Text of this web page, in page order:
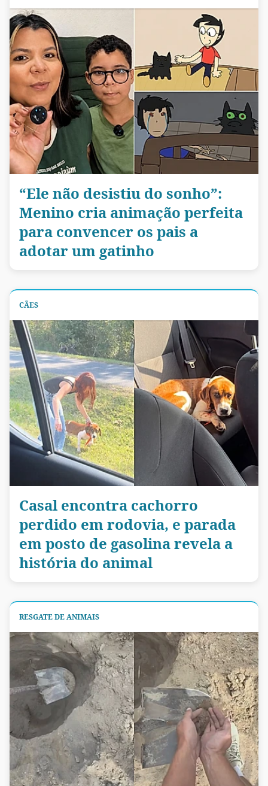
“Ele não desistiu do sonho”:
Menino cria animação perfeita
para convencer os pais a
adotar um gatinho
CÃES
Casal encontra cachorro
perdido em rodovia, e parada
em posto de gasolina revela a
história do animal
RESGATE DE ANIMAIS